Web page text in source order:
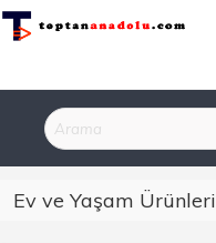
Ev ve Yaşam Ürünleri